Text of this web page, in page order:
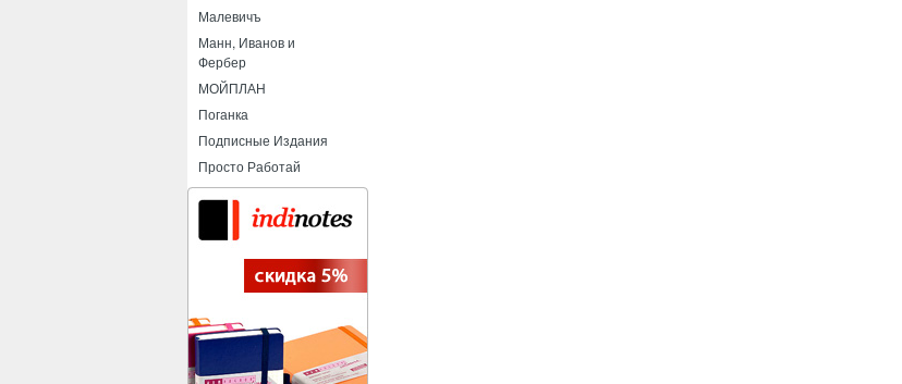
Малевичъ
Манн, Иванов и
Фербер
МОЙПЛАН
Поганка
Подписные Издания
Просто Работай